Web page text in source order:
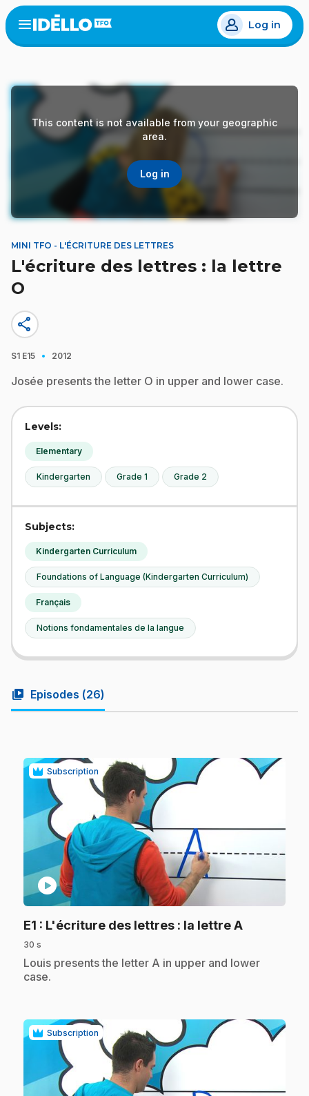
Skip
to
main
Open
menu
Log in
This content is not available from your geographic
area.
Log in
MINI TFO - L'ÉCRITURE DES LETTRES
L'écriture des lettres : la lettre
O
share
S1 E15 · 2012
Josée presents the letter O in upper and lower case.
Levels:
Elementary
Kindergarten Grade 1 Grade 2
Subjects:
Kindergarten Curriculum
Foundations of Language (Kindergarten Curriculum)
Français
Notions fondamentales de la langue
video_library Episodes (26)
Subscription
play_circle
E1 : L'écriture des lettres : la lettre A
30 s
.Louis presents the letter A in upper and lower
case.
Subscription